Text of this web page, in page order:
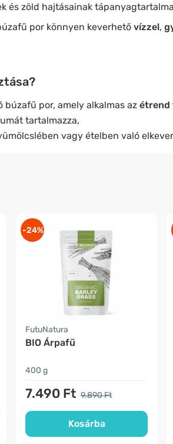
és zöld hajtásainak
por könnyen keverhető vízzel,
búzafű por, amely alkalmas az étrend
tartalmazza,
vagy ételben való
-24%
FutuNatura
BIO Árpafű
400 g
7.490 Ft 9.890 Ft
Kosárba